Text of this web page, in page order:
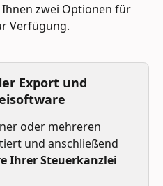
zwei Optionen für
Verfügung.
Export und
oder mehreren
und anschließend
Ihrer Steuerkanzlei